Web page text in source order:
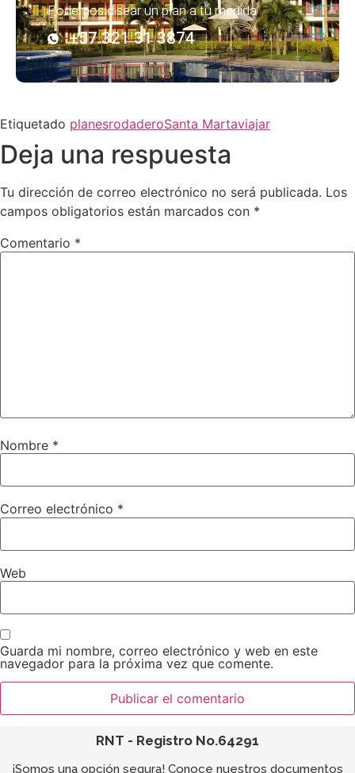
Podemos disear un plan a tu medida
+57 321 31 3874
Etiquetado planesrodaderoSanta Martaviajar
Deja una respuesta
Tu dirección de correo electrónico no será publicada. Los
campos obligatorios están marcados con *
Comentario *
Nombre *
Correo electrónico *
Web
Guarda mi nombre, correo electrónico y web en este
navegador para la próxima vez que comente.
RNT - Registro No.64291
¡Somos una opción segura! Conoce nuestros documentos